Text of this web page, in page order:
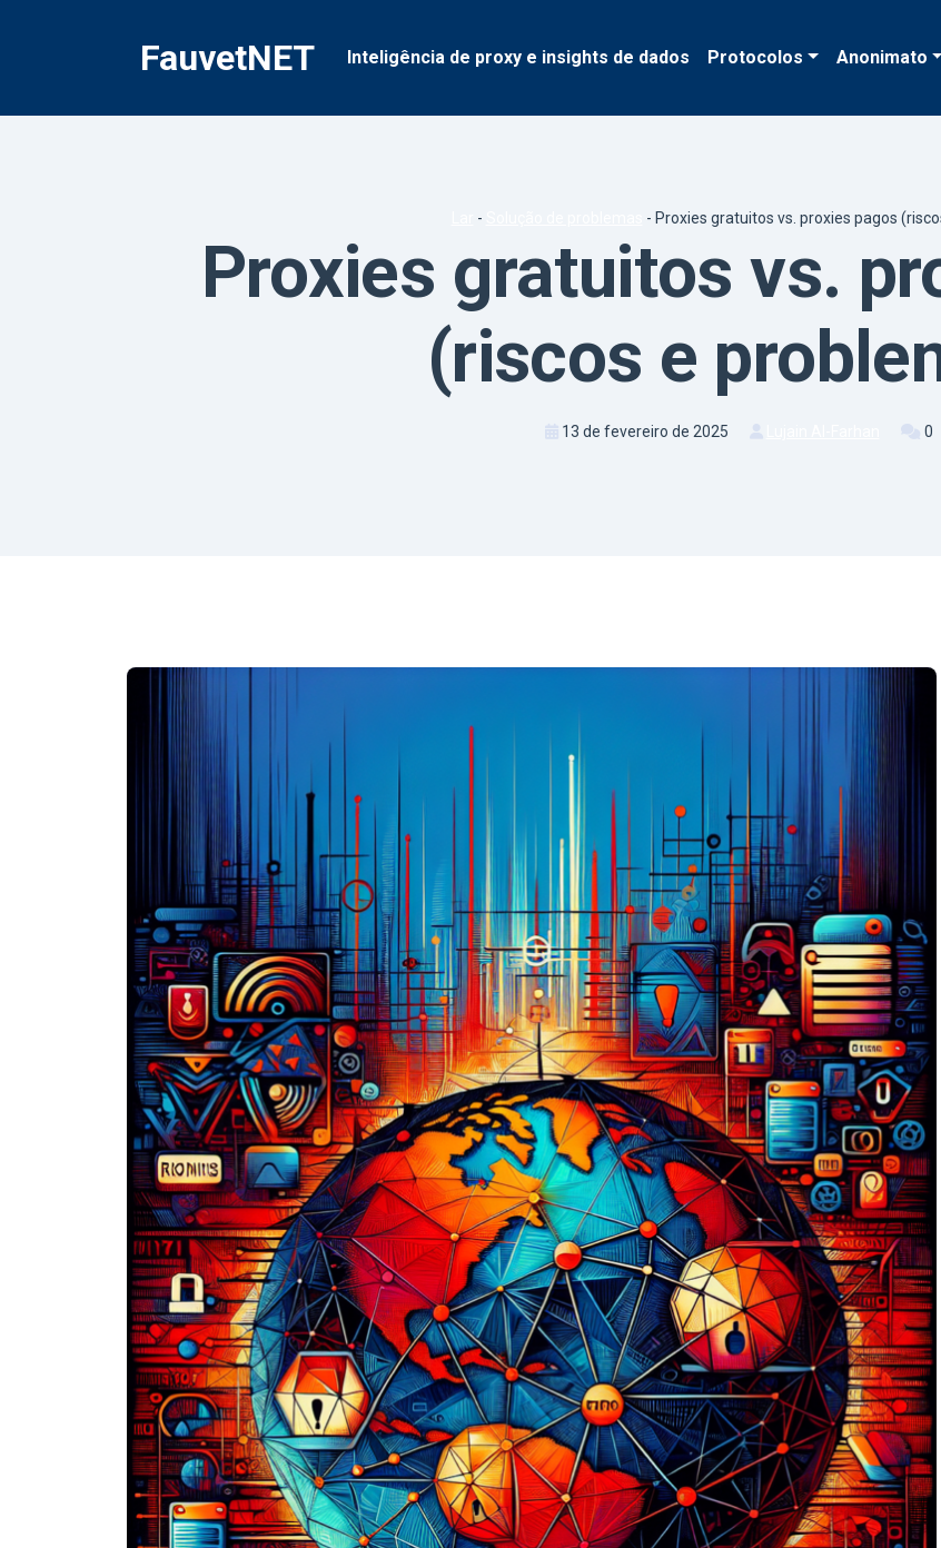
FauvetNET Inteligência de proxy e insights de dados Protocolos Anonimato
- - Proxies gratuitos vs. proxies pagos
Proxies gratuitos vs.
(riscos e
13 de fevereiro de 2025 0